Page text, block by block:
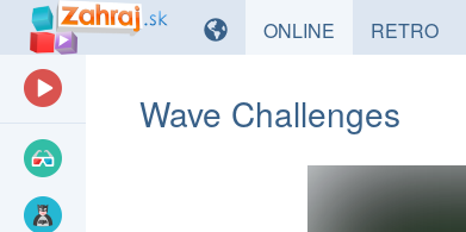
ONLINE HRYRETROHRY
Wave Challenges